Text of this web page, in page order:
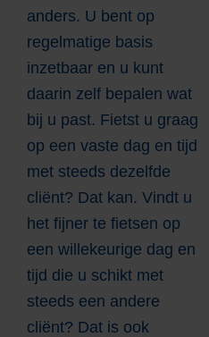
anders. U bent op
regelmatige basis
inzetbaar en u kunt
daarin zelf bepalen wat
bij u past. Fietst u graag
op een vaste dag en tijd
met steeds dezelfde
cliënt? Dat kan. Vindt u
het fijner te fietsen op
een willekeurige dag en
tijd die u schikt met
steeds een andere
cliënt? Dat is ook